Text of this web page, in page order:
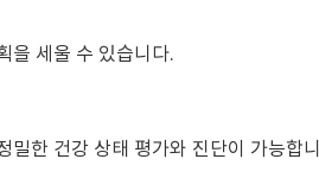
을 세울 수 있습니다.
밀한 건강 상태 평가와 진단이 가능합